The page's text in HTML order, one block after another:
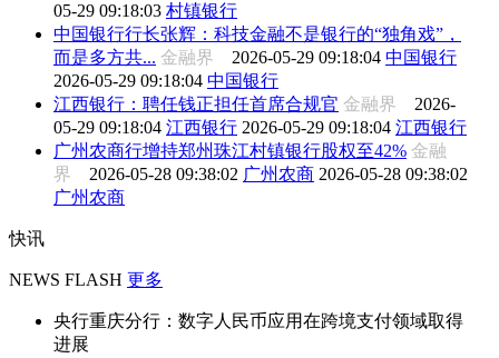
05-29 09:18:03 村镇银行
中国银行行长张辉：科技金融不是银行的“独角戏”，
而是多方共... 金融界 2026-05-29 09:18:04 中国银行
2026-05-29 09:18:04 中国银行
江西银行：聘任钱正担任首席合规官 金融界 2026-
05-29 09:18:04 江西银行 2026-05-29 09:18:04 江西银行
广州农商行增持郑州珠江村镇银行股权至42% 金融
界 2026-05-28 09:38:02 广州农商 2026-05-28 09:38:02
广州农商
快讯
NEWS FLASH 更多
央行重庆分行：数字人民币应用在跨境支付领域取得
进展